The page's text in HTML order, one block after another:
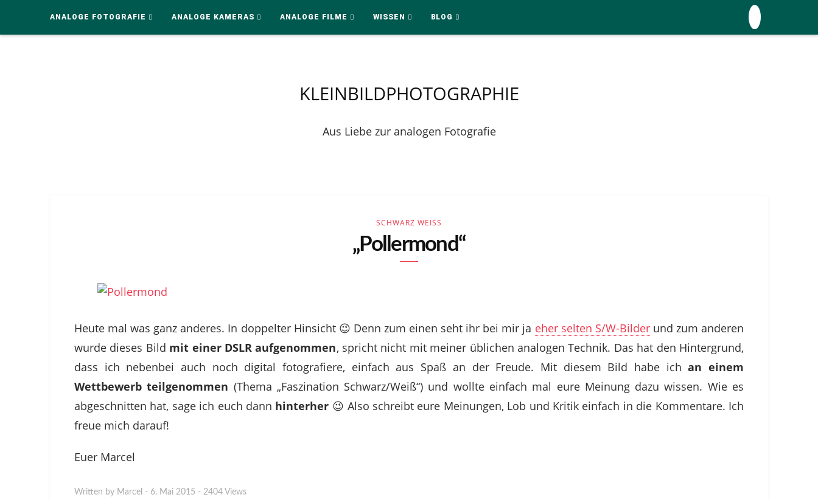
ANALOGE FOTOGRAFIE ANALOGE KAMERAS ANALOGE FILME WISSEN BLOG
KLEINBILDPHOTOGRAPHIE
Aus Liebe zur analogen Fotografie
SCHWARZ WEISS
„Pollermond“
Heute mal was ganz anderes. In doppelter Hinsicht 😉 Denn zum einen seht ihr bei mir ja eher selten S/W-Bilderund zum anderen
wurde dieses Bild mit einer DSLR aufgenommen, spricht nicht mit meiner üblichen analogen Technik. Das hat den Hintergrund,
dass ich nebenbei auch noch digital fotografiere, einfach aus Spaß an der Freude. Mit diesem Bild habe ichan einem
Wettbewerb teilgenommen (Thema „Faszination Schwarz/Weiß“) und wollte einfach mal eure Meinung dazu wissen. Wie es
abgeschnitten hat, sage ich euch dann hinterher 😉 Also schreibt eure Meinungen, Lob und Kritik einfach in die Kommentare. Ich
freue mich darauf!
Euer Marcel
Written by Marcel - 6. Mai 2015 - 2404 Views